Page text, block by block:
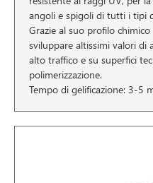
angoli e spigoli di tutti i tipi
Grazie al suo profilo
sviluppare altissimi valori di
alto traffico e su superfici
polimerizzazione.
Tempo di gelificazione: 3-5